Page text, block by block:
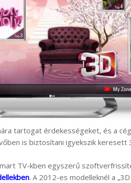
tartogat érdekességeket, és a
is biztosítani igyekszik keresett
TV-kben egyszerű
. A 2012-es modelleknél a